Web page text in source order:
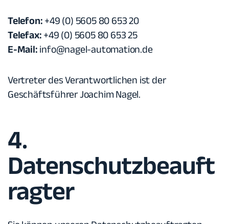
Telefon:+49 (0) 5605 80 653 20
Telefax:+49 (0) 5605 80 653 25
E-Mail:info@nagel-automation.de
Vertreter des Verantwortlichen ist der
Geschäftsführer Joachim Nagel.
4.
Datenschutzbeauft
ragter